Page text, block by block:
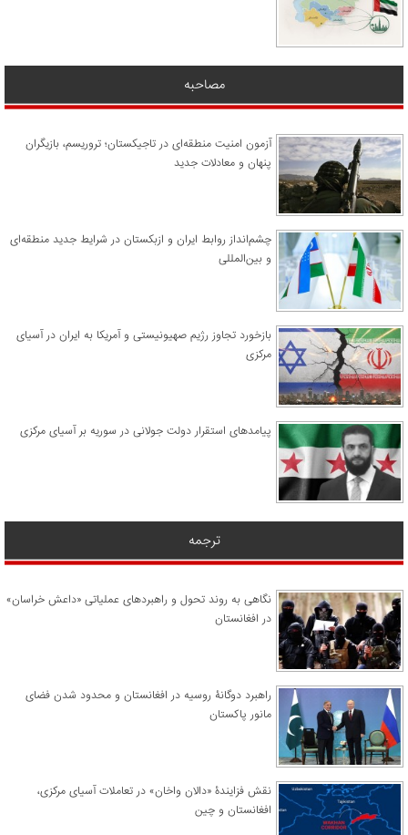
مصاحبه
آزمون امنیت منطقه‌ای در تاجیکستان؛ تروریسم، بازیگران
پنهان و معادلات جدید
چشم‌انداز روابط ایران و ازبکستان در شرایط جدید منطقه‌ای
و بین‌المللی
​بازخورد تجاوز رژیم صهیونیستی و آمریکا به ایران در آسیای
مرکزی
پیامدهای استقرار دولت جولانی در سوریه بر آسیای مرکزی
ترجمه
نگاهی به روند تحول و راهبردهای عملیاتی «داعش خراسان»
در افغانستان
راهبرد دوگانۀ روسیه در افغانستان و محدود شدن فضای
مانور پاکستان
نقش فزایندۀ «دالان واخان» در تعاملات آسیای مرکزی،
افغانستان و چین